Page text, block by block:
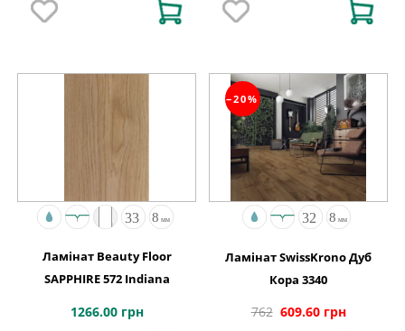
Ламінат Beauty Floor
SAPPHIRE 572 Indiana
1266.00 грн
−20%
Ламінат SwissKrono Дуб
Кора 3340
762 609.60 грн